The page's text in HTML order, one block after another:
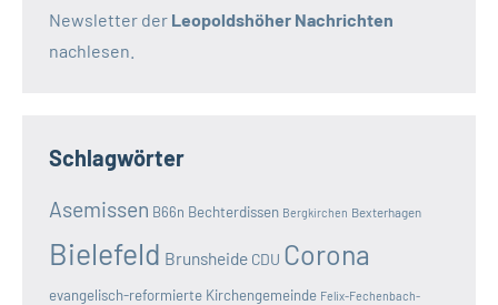
Newsletter der Leopoldshöher Nachrichten
nachlesen.
Schlagwörter
Asemissen B66n Bechterdissen Bergkirchen Bexterhagen
Bielefeld Brunsheide CDU Corona
evangelisch-reformierte Kirchengemeinde Felix-Fechenbach-